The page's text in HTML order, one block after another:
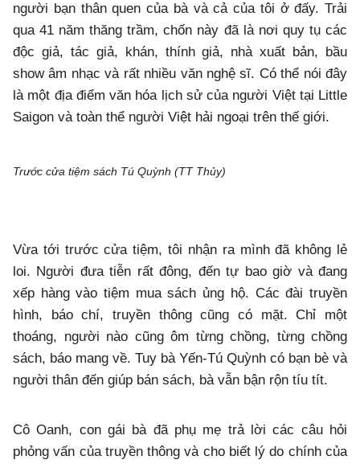
người bạn thân quen của bà và cả của tôi ở đấy. Trải
qua 41 năm thăng trầm, chốn này đã là nơi quy tụ các
độc giả, tác giả, khán, thính giả, nhà xuất bản, bầu
show âm nhạc và rất nhiều văn nghệ sĩ. Có thể nói đây
là một địa điểm văn hóa lịch sử của người Việt tại Little
Saigon và toàn thể người Việt hải ngoại trên thế giới.
Trước cửa tiệm sách Tú Quỳnh (TT Thủy)
Vừa tới trước cửa tiệm, tôi nhận ra mình đã không lẻ
loi. Người đưa tiễn rất đông, đến tự bao giờ và đang
xếp hàng vào tiệm mua sách ủng hộ. Các đài truyền
hình, báo chí, truyền thông cũng có mặt. Chỉ một
thoáng, người nào cũng ôm từng chồng, từng chồng
sách, báo mang về. Tuy bà Yến-Tú Quỳnh có bạn bè và
người thân đến giúp bán sách, bà vẫn bận rộn tíu tít.
Cô Oanh, con gái bà đã phụ mẹ trả lời các câu hỏi
phỏng vấn của truyền thông và cho biết lý do chính của